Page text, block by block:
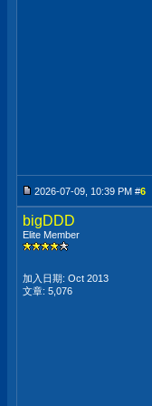
2026-07-09, 10:39 PM #6
bigDDD
Elite Member
加入日期: Oct 2013
文章: 5,076